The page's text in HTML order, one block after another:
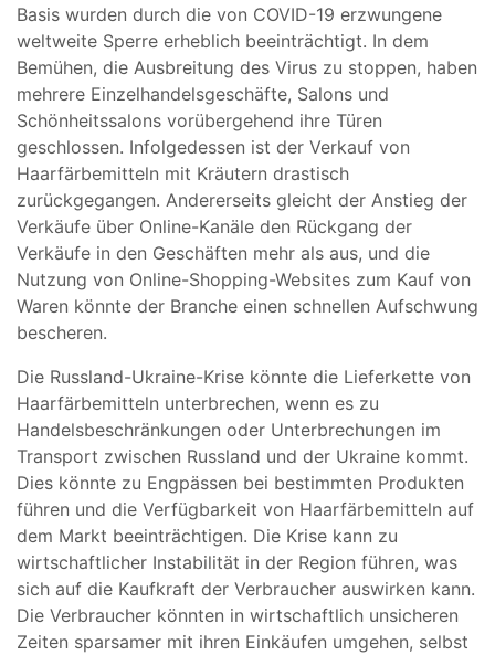
Basis wurden durch die von COVID-19 erzwungene
weltweite Sperre erheblich beeinträchtigt. In dem
Bemühen, die Ausbreitung des Virus zu stoppen, haben
mehrere Einzelhandelsgeschäfte, Salons und
Schönheitssalons vorübergehend ihre Türen
geschlossen. Infolgedessen ist der Verkauf von
Haarfärbemitteln mit Kräutern drastisch
zurückgegangen. Andererseits gleicht der Anstieg der
Verkäufe über Online-Kanäle den Rückgang der
Verkäufe in den Geschäften mehr als aus, und die
Nutzung von Online-Shopping-Websites zum Kauf von
Waren könnte der Branche einen schnellen Aufschwung
bescheren.
Die Russland-Ukraine-Krise könnte die Lieferkette von
Haarfärbemitteln unterbrechen, wenn es zu
Handelsbeschränkungen oder Unterbrechungen im
Transport zwischen Russland und der Ukraine kommt.
Dies könnte zu Engpässen bei bestimmten Produkten
führen und die Verfügbarkeit von Haarfärbemitteln auf
dem Markt beeinträchtigen. Die Krise kann zu
wirtschaftlicher Instabilität in der Region führen, was
sich auf die Kaufkraft der Verbraucher auswirken kann.
Die Verbraucher könnten in wirtschaftlich unsicheren
Zeiten sparsamer mit ihren Einkäufen umgehen, selbst